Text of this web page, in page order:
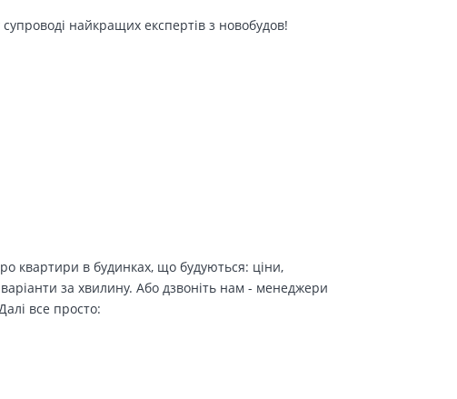
найкращих експертів з новобудов!
квартири в будинках, що будуються: ціни,
за хвилину. Або дзвоніть нам - менеджери
все просто: